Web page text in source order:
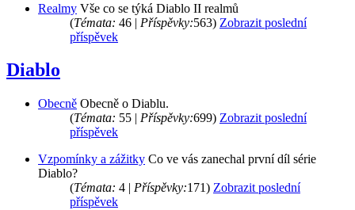
Realmy Vše co se týká Diablo II realmů
(Témata: 46 | Příspěvky:563) Zobrazit poslední
příspěvek
Diablo
Obecně Obecně o Diablu.
(Témata: 55 | Příspěvky:699) Zobrazit poslední
příspěvek
Vzpomínky a zážitky Co ve vás zanechal první díl série
Diablo?
(Témata: 4 | Příspěvky:171) Zobrazit poslední
příspěvek